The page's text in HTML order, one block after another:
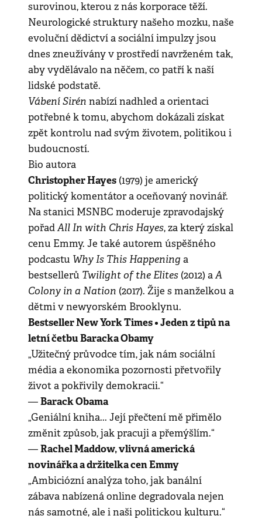
surovinou, kterou z nás korporace těží.
Neurologické struktury našeho mozku, naše
evoluční dědictví a sociální impulzy jsou
dnes zneužívány v prostředí navrženém tak,
aby vydělávalo na něčem, co patří k naší
lidské podstatě.
Vábení Sirén nabízí nadhled a orientaci
potřebné k tomu, abychom dokázali získat
zpět kontrolu nad svým životem, politikou i
budoucností.
Bio autora
Christopher Hayes (1979) je americký
politický komentátor a oceňovaný novinář.
Na stanici MSNBC moderuje zpravodajský
pořadAll In with Chris Hayes, za který získal
cenu Emmy. Je také autorem úspěšného
podcastu Why Is This Happening a
bestsellerů Twilight of the Elites (2012) aA
Colony in a Nation (2017). Žije s manželkou a
dětmi v newyorském Brooklynu.
Bestseller New York Times • Jeden z tipů na
letní četbu Baracka Obamy
„Užitečný průvodce tím, jak nám sociální
média a ekonomika pozornosti přetvořily
život a pokřivily demokracii.“
—Barack Obama
„Geniální kniha... Její přečtení mě přimělo
změnit způsob, jak pracuji a přemýšlím.“
—Rachel Maddow, vlivná americká
novinářka a držitelka cen Emmy
„Ambiciózní analýza toho, jak banální
zábava nabízená online degradovala nejen
nás samotné, ale i naši politickou kulturu.“